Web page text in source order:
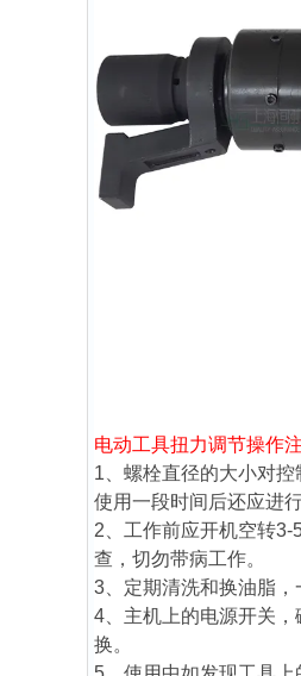
电动工具扭力调节操作
1、螺栓直径的大小对
使用一段时间后还应进
2、工作前应开机空转
查，切勿带病工作。
3、定期清洗和换油脂
4、主机上的电源开关
换。